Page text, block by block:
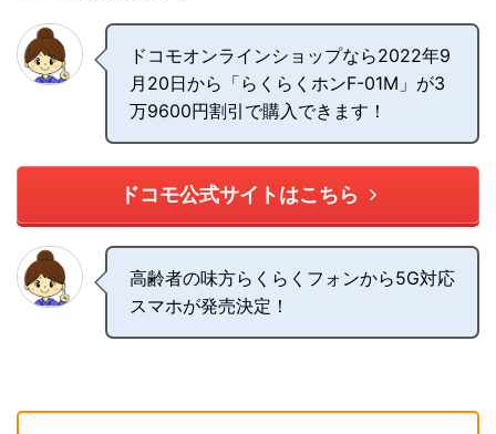
ドコモオンラインショップなら2022年9
月20日から「らくらくホンF-01M」が3
万9600円割引で購入できます！
ドコモ公式サイトはこちら
高齢者の味方らくらくフォンから5G対応
スマホが発売決定！